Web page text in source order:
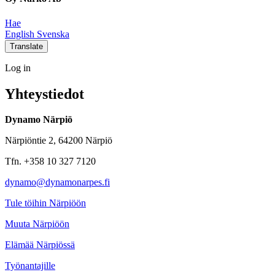
Hae
Social
link
Social
link
Social
link
Social
link
English Svenska
Translate
Log
Log in
Yhteystiedot
Dynamo Närpiö
Närpiöntie 2, 64200 Närpiö
Tfn. +358 10 327 7120
dynamo@dynamonarpes.fi
Tule töihin Närpiöön
Muuta Närpiöön
Elämää Närpiössä
Työnantajille